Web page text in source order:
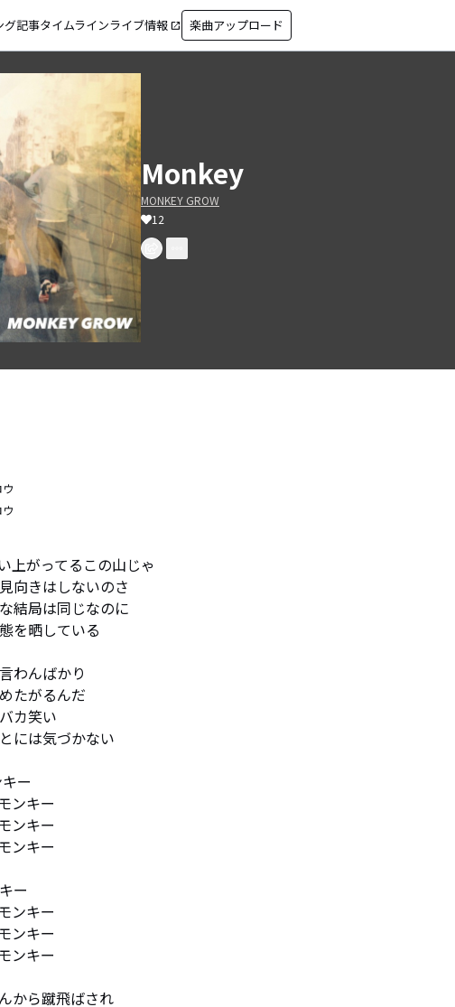
グ記事タイムラインライブ情報 open_in_new 楽曲アップロード
Monkey
MONKEY GROW
12
上がってるこの山じゃ
向きはしないのさ
結局は同じなのに
を晒している
わんばかり
たがるんだ
カ笑い
には気づかない
ー
ンキー
ンキー
ンキー
ー
ンキー
ンキー
ンキー
から蹴飛ばされ